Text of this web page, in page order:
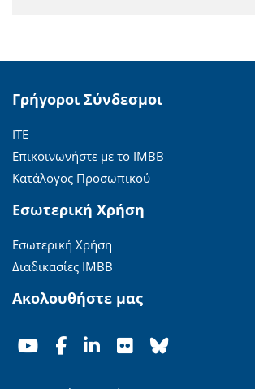
Γρήγοροι Σύνδεσμοι
ΙΤΕ
Επικοινωνήστε με το ΙΜΒΒ
Κατάλογος Προσωπικού
Εσωτερική Χρήση
Εσωτερική Χρήση
Διαδικασίες ΙΜΒΒ
Ακολουθήστε μας